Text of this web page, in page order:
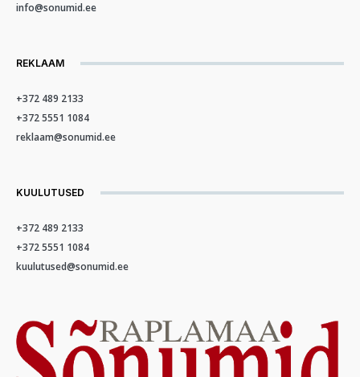
info@sonumid.ee
REKLAAM
+372 489 2133
+372 5551 1084
reklaam@sonumid.ee
KUULUTUSED
+372 489 2133
+372 5551 1084
kuulutused@sonumid.ee